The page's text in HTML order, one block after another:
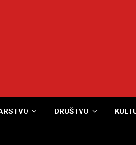
DRUŠTVO